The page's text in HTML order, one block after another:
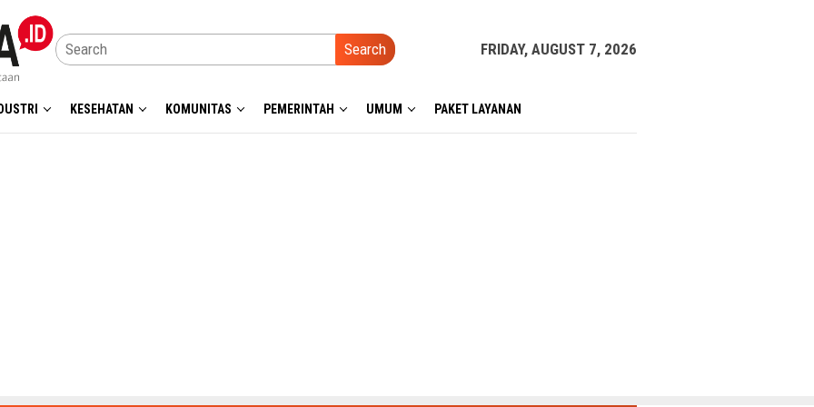
Search FRIDAY, AUGUST 7, 2026
KESEHATAN KOMUNITAS PEMERINTAH UMUM PAKET LAYANAN